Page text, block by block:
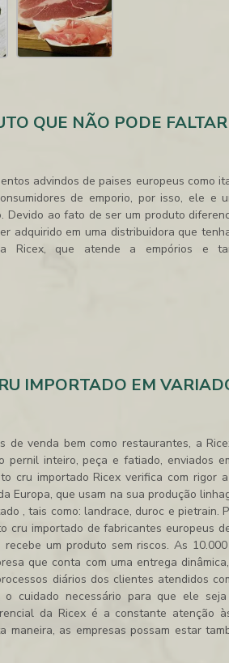
QUE NÃO PODE
advindos de paises europeus como
de emporio, por isso, ele e
Devido ao fato de ser um produto
adquirido em uma distribuidora que
Ricex, que atende a empórios e
IMPORTADO EM
venda bem como restaurantes, a
pernil inteiro, peça e fatiado, enviados
cru importado Ricex verifica com rigor
Europa, que usam na sua produção
, tais como: landrace, duroc e pietrain.
cru importado de fabricantes europeus
um produto sem riscos. As
que conta com uma entrega
diários dos clientes atendidos
cuidado necessário para que ele
da Ricex é a constante atenção
as empresas possam estar